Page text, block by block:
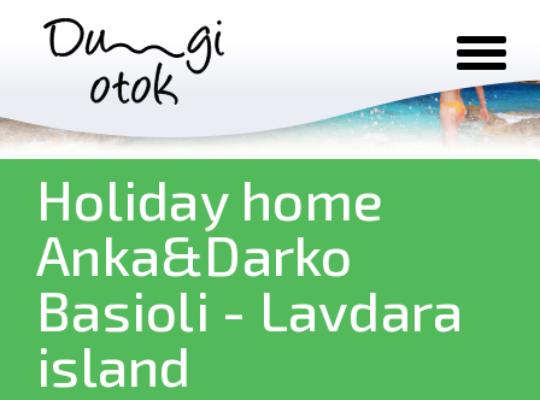
Preskoči na sadržaj
Holiday home
Anka&Darko
Basioli - Lavdara
island